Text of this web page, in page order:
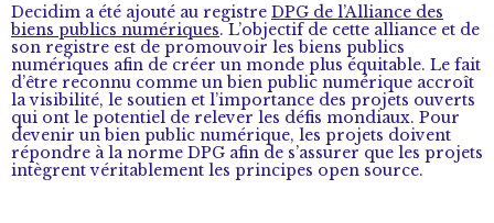
Decidim a été ajouté au registre DPG de l’Alliance des
biens publics numériques. L’objectif de cette alliance et de
son registre est de promouvoir les biens publics
numériques afin de créer un monde plus équitable. Le fait
d’être reconnu comme un bien public numérique accroît
la visibilité, le soutien et l’importance des projets ouverts
qui ont le potentiel de relever les défis mondiaux. Pour
devenir un bien public numérique, les projets doivent
répondre à la norme DPG afin de s’assurer que les projets
intègrent véritablement les principes open source.